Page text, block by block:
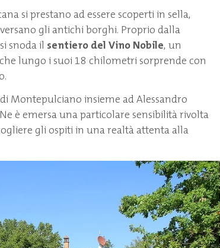
si prestano ad essere scoperti in sella,
gli antichi borghi. Proprio dalla
snoda il sentiero del Vino Nobile, un
lungo i suoi 18 chilometri sorprende con
Montepulciano insieme ad Alessandro
è emersa una particolare sensibilità rivolta
gli ospiti in una realtà attenta alla